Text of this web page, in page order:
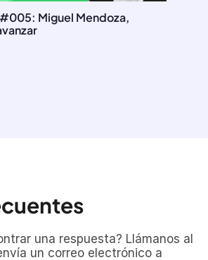
Miguel Mendoza,
un correo electrónico a